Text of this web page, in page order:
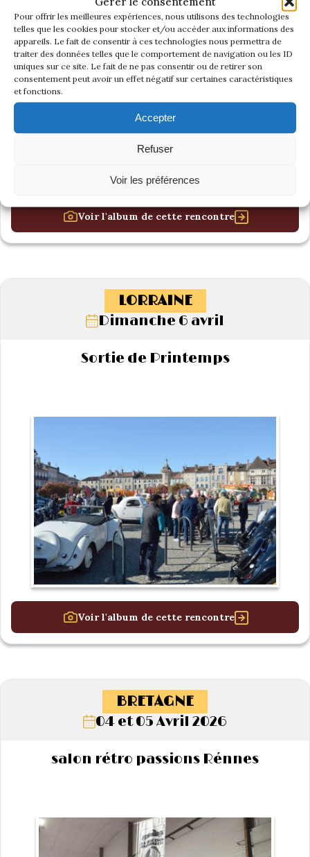
Pour offrir les meilleures expériences, nous utilisons des technologies
telles que les cookies pour stocker et/ou accéder aux informations des
appareils. Le fait de consentir à ces technologies nous permettra de
traiter des données telles que le comportement de navigation ou les ID
uniques sur ce site. Le fait de ne pas consentir ou de retirer son
consentement peut avoir un effet négatif sur certaines caractéristiques
et fonctions.
Accepter
Refuser
Voir les préférences
Voir l'album de cette rencontre
LORRAINE
Dimanche 6 avril
Sortie de Printemps
Voir l'album de cette rencontre
BRETAGNE
04 et 05 Avril 2026
salon rétro passions Rénnes